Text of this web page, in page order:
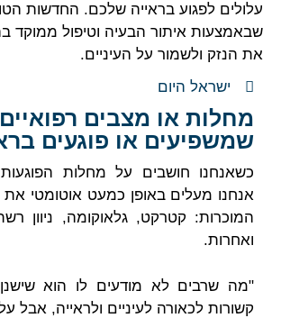
עלולים לפגוע בראייה שלכם. החדשות
שבאמצעות איתור הבעיה וטיפול ממוקד
את הנזק ולשמור על העיניים.
ישראל היום
מחלות או מצבים רפואיים
שמשפיעים או פוגעים
כשאנחנו חושבים על מחלות
אנחנו מעלים באופן כמעט אוטומטי את
המוכרות: קטרקט, גלאוקומה, ניוון
ואחרות.
"מה שרבים לא מודעים לו הוא
קשורות לכאורה לעיניים ולראייה, אבל